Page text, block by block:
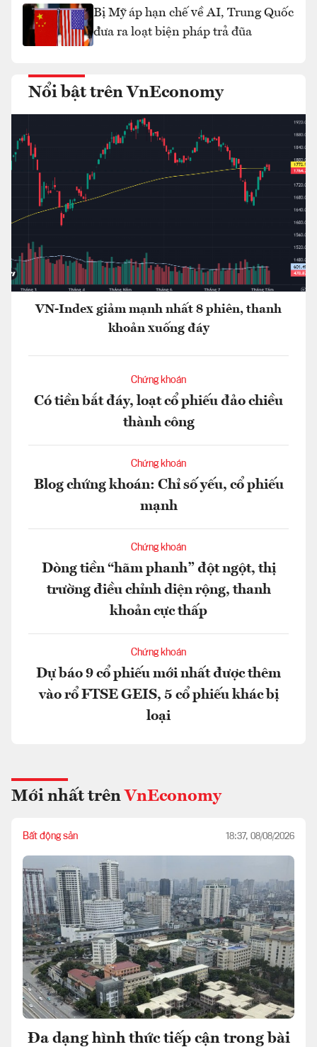
Bị Mỹ áp hạn chế về AI, Trung Quốc
đưa ra loạt biện pháp trả đũa
Nổi bật trên VnEconomy
VN-Index giảm mạnh nhất 8 phiên, thanh
khoản xuống đáy
Chứng khoán
Có tiền bắt đáy, loạt cổ phiếu đảo chiều
thành công
Chứng khoán
Blog chứng khoán: Chỉ số yếu, cổ phiếu
mạnh
Chứng khoán
Dòng tiền “hãm phanh” đột ngột, thị
trường điều chỉnh diện rộng, thanh
khoản cực thấp
Chứng khoán
Dự báo 9 cổ phiếu mới nhất được thêm
vào rổ FTSE GEIS, 5 cổ phiếu khác bị
loại
Mới nhất trên VnEconomy
Bất động sản 18:37, 08/08/2026
Đa dạng hình thức tiếp cận trong bài